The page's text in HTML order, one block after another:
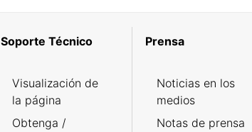
Soporte Técnico
Visualización de
la página
Obtenga /
Prensa
Noticias en los
medios
Notas de prensa